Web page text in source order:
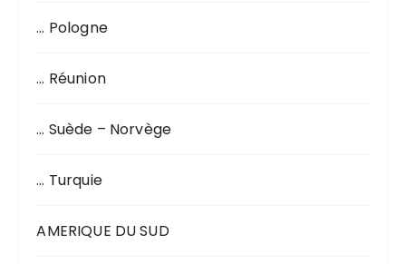
… Pologne
… Réunion
… Suède – Norvège
… Turquie
AMERIQUE DU SUD